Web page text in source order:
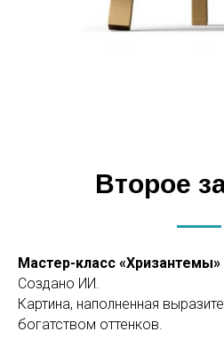
Второе
Мастер-класс «Хризантемы»
Создано ИИ.
Картина, наполненная
богатством оттенков.